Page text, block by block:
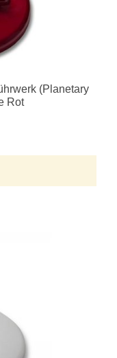
(Planetary
Rot